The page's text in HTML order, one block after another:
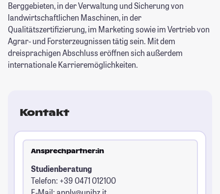
Berggebieten, in der Verwaltung und Sicherung von
landwirtschaftlichen Maschinen, in der
Qualitätszertifizierung, im Marketing sowie im Vertrieb von
Agrar- und Forsterzeugnissen tätig sein. Mit dem
dreisprachigen Abschluss eröffnen sich außerdem
internationale Karrieremöglichkeiten.
Kontakt
Ansprechpartner:in
Studienberatung
Telefon: +39 0471 012100